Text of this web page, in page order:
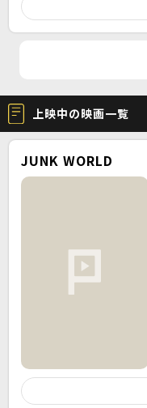
上映中の映画一覧
JUNK WORLD